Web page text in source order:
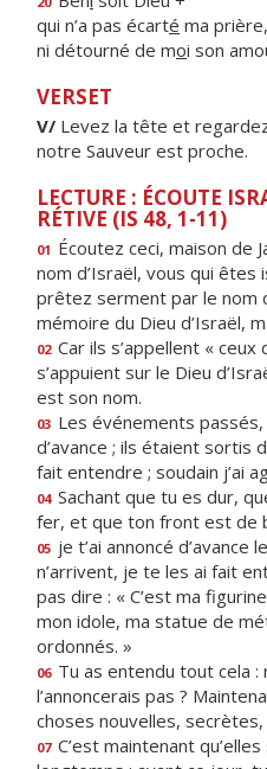
qui n’a pas écarté ma prière,
ni détourné de moi son
VERSET
V/ Levez la tête et
notre Sauveur est proche.
LECTURE : ÉCOUTE
RÉTIVE (IS 48, 1-11)
01 Écoutez ceci, maison de
nom d’Israël, vous qui êtes
prêtez serment par le nom
mémoire du Dieu d’Israël,
02 Car ils s’appellent «
s’appuient sur le Dieu
est son nom.
03 Les événements
d’avance ; ils étaient sortis
fait entendre ; soudain j’ai
04 Sachant que tu es dur,
fer, et que ton front est de
05 je t’ai annoncé d’avance
n’arrivent, je te les ai fait
pas dire : « C’est ma
mon idole, ma statue de
ordonnés. »
06 Tu as entendu tout cela
l’annoncerais pas ?
choses nouvelles,
07 C’est maintenant